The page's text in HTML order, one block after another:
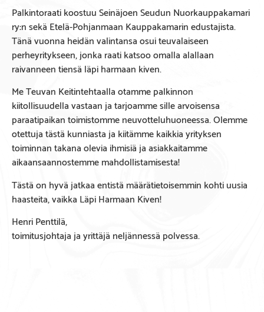
Palkintoraati koostuu Seinäjoen Seudun Nuorkauppakamari
ry:n sekä Etelä-Pohjanmaan Kauppakamarin edustajista.
Tänä vuonna heidän valintansa osui teuvalaiseen
perheyritykseen, jonka raati katsoo omalla alallaan
raivanneen tiensä läpi harmaan kiven.
Me Teuvan Keitintehtaalla otamme palkinnon
kiitollisuudella vastaan ja tarjoamme sille arvoisensa
paraatipaikan toimistomme neuvotteluhuoneessa. Olemme
otettuja tästä kunniasta ja kiitämme kaikkia yrityksen
toiminnan takana olevia ihmisiä ja asiakkaitamme
aikaansaannostemme mahdollistamisesta!
Tästä on hyvä jatkaa entistä määrätietoisemmin kohti uusia
haasteita, vaikka Läpi Harmaan Kiven!
Henri Penttilä,
toimitusjohtaja ja yrittäjä neljännessä polvessa.